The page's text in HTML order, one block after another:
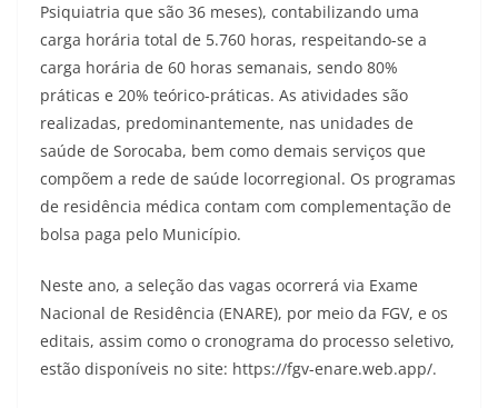
Psiquiatria que são 36 meses), contabilizando uma
carga horária total de 5.760 horas, respeitando-se a
carga horária de 60 horas semanais, sendo 80%
práticas e 20% teórico-práticas. As atividades são
realizadas, predominantemente, nas unidades de
saúde de Sorocaba, bem como demais serviços que
compõem a rede de saúde locorregional. Os programas
de residência médica contam com complementação de
bolsa paga pelo Município.
Neste ano, a seleção das vagas ocorrerá via Exame
Nacional de Residência (ENARE), por meio da FGV, e os
editais, assim como o cronograma do processo seletivo,
estão disponíveis no site: https://fgv-enare.web.app/.